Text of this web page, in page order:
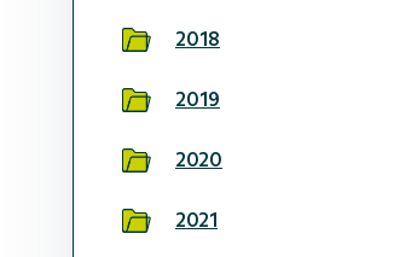
2018
2019
2020
2021